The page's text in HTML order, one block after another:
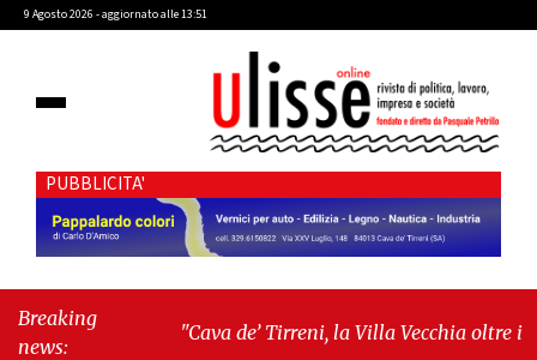
9 Agosto 2026 - aggiornato alle 13:51
PUBBLICITA'
Breaking
news:
"Cava de’ Tirreni, la Villa Vecchia oltre i